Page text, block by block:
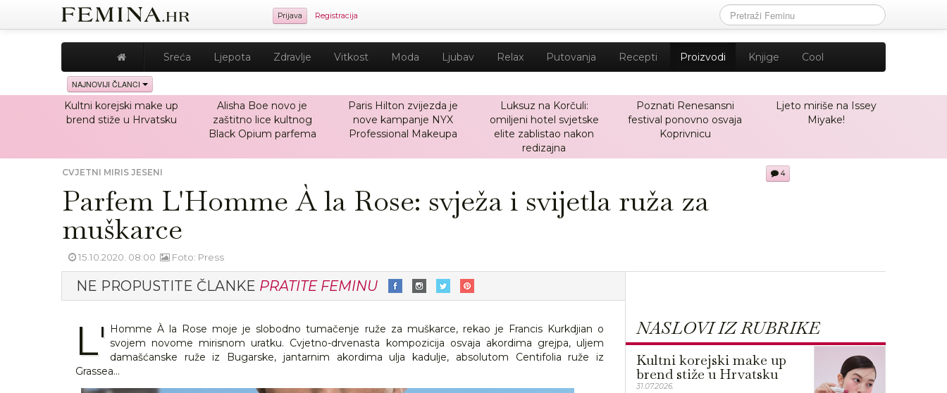
Prijava Registracija
Sreća Ljepota Zdravlje Vitkost Moda Ljubav Relax Putovanja Recepti Proizvodi Knjige Cool
NAJNOVIJI ČLANCI
Kultni korejski make up
brend stiže u Hrvatsku
Alisha Boe novo je
zaštitno lice kultnog
Black Opium parfema
Paris Hilton zvijezda je
nove kampanje NYX
Professional Makeupa
Luksuz na Korčuli:
omiljeni hotel svjetske
elite zablistao nakon
redizajna
Poznati Renesansni
festival ponovno osvaja
Koprivnicu
Ljeto miriše na Issey
Miyake!
CVJETNI MIRIS JESENI
Parfem L'Homme À la Rose: svježa i svijetla ruža za
muškarce
4
15.10.2020. 08:00 Foto: Press
NE PROPUSTITE ČLANKE PRATITE FEMINU
L' Homme À la Rose moje je slobodno tumačenje ruže za muškarce, rekao je Francis Kurkdjian o
svojem novome mirisnom uratku. Cvjetno-drvenasta kompozicija osvaja akordima grejpa, uljem
damašćanske ruže iz Bugarske, jantarnim akordima ulja kadulje, absolutom Centifolia ruže iz
Grassea…
NASLOVI IZ RUBRIKE
Kultni korejski make up
brend stiže u Hrvatsku
31.07.2026.